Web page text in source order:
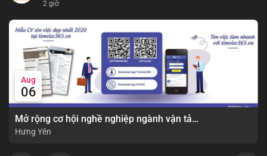
2 giờ
Aug
06
Mở rộng cơ hội nghề nghiệp ngành vận tải - lái xe với mức lương bứt phá ?
Hưng Yên